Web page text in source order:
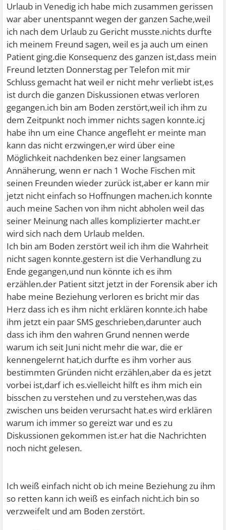
Urlaub in Venedig ich habe mich zusammen gerissen
war aber unentspannt wegen der ganzen Sache,weil
ich nach dem Urlaub zu Gericht musste.nichts durfte
ich meinem Freund sagen, weil es ja auch um einen
Patient ging.die Konsequenz des ganzen ist,dass mein
Freund letzten Donnerstag per Telefon mit mir
Schluss gemacht hat weil er nicht mehr verliebt ist,es
ist durch die ganzen Diskussionen etwas verloren
gegangen.ich bin am Boden zerstört,weil ich ihm zu
dem Zeitpunkt noch immer nichts sagen konnte.icj
habe ihn um eine Chance angefleht er meinte man
kann das nicht erzwingen,er wird über eine
Möglichkeit nachdenken bez einer langsamen
Annäherung, wenn er nach 1 Woche Fischen mit
seinen Freunden wieder zurück ist,aber er kann mir
jetzt nicht einfach so Hoffnungen machen.ich konnte
auch meine Sachen von ihm nicht abholen weil das
seiner Meinung nach alles komplizierter macht.er
wird sich nach dem Urlaub melden.
Ich bin am Boden zerstört weil ich ihm die Wahrheit
nicht sagen konnte.gestern ist die Verhandlung zu
Ende gegangen,und nun könnte ich es ihm
erzählen.der Patient sitzt jetzt in der Forensik aber ich
habe meine Beziehung verloren es bricht mir das
Herz dass ich es ihm nicht erklären konnte.ich habe
ihm jetzt ein paar SMS geschrieben,darunter auch
dass ich ihm den wahren Grund nennen werde
warum ich seit Juni nicht mehr die war, die er
kennengelernt hat,ich durfte es ihm vorher aus
bestimmten Gründen nicht erzählen,aber da es jetzt
vorbei ist,darf ich es.vielleicht hilft es ihm mich ein
bisschen zu verstehen und zu verstehen,was das
zwischen uns beiden verursacht hat.es wird erklären
warum ich immer so gereizt war und es zu
Diskussionen gekommen ist.er hat die Nachrichten
noch nicht gelesen.
Ich weiß einfach nicht ob ich meine Beziehung zu ihm
so retten kann ich weiß es einfach nicht.ich bin so
verzweifelt und am Boden zerstört.